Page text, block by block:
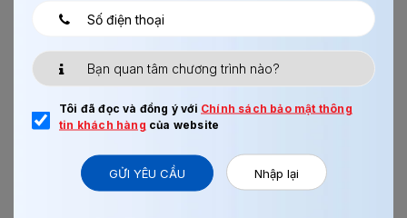
Xem thêm
Chi tiết
Tôi đã đọc và đồng ý với Chính sách bảo mật thông
tin khách hàng của website
GỬI YÊU CẦU Nhập lại